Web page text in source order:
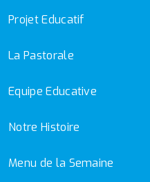
Projet Educatif
La Pastorale
Equipe Educative
Notre Histoire
Menu de la Semaine